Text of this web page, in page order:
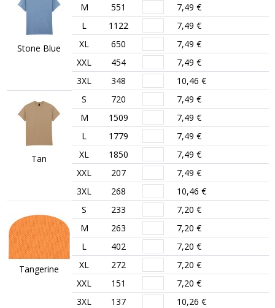
Stone Blue
M
551
7,49 €
L
1122
7,49 €
XL
650
7,49 €
XXL
454
7,49 €
3XL
348 10,46 €
Tan
S 720
7,49 €
M
1509
7,49 €
L
1779
7,49 €
XL
1850
7,49 €
XXL
207
7,49 €
3XL
268 10,46 €
Tangerine
S 233
7,20 €
M
263
7,20 €
L
402
7,20 €
XL
272
7,20 €
XXL
151
7,20 €
3XL
137 10,26 €